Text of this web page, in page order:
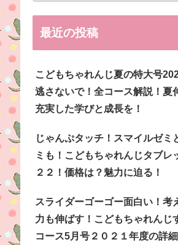
最近の投稿
こどもちゃれんじ夏の特大号
逃さないで！全コース解説！夏
充実した学びと成長を！
じゃんぷタッチ！スマイルゼミ
ミも！こどもちゃれんじタブレ
２２！価格は？魅力に迫る！
スライダーゴーゴー面白い！考
力も伸ばす！こどもちゃれんじ
コース5月号２０２１年度の詳細